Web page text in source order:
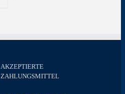
AKZEPTIERTE
ZAHLUNGSMITTEL